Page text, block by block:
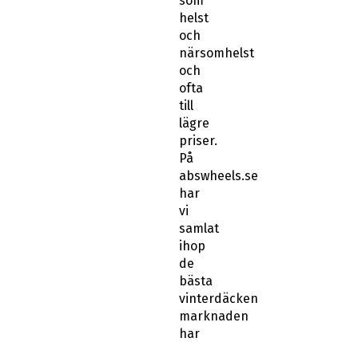
helst
och
närsomhelst
och
ofta
till
lägre
priser.
På
abswheels.se
har
vi
samlat
ihop
de
bästa
vinterdäcken
marknaden
har